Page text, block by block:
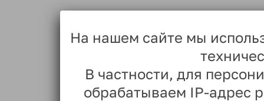
На нашем сайте мы
В частности, для
обрабатываем IP-адрес